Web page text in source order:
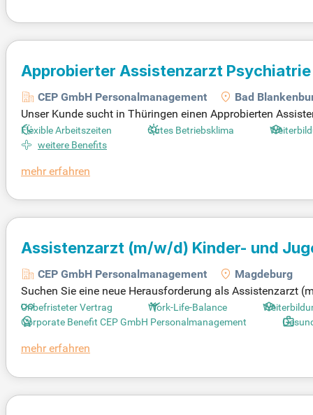
Approbierter Assistenzarzt Psychiatrie
CEP GmbH Personalmanagement
Bad
Unser Kunde sucht in Thüringen einen Approbierten
bieten – ideal für eine bessere Vereinbarkeit von Familie
eidenschaft für die Psychiatrie neu zu entdecken.
tzen Sie interne und externe Weiterbildungsmöglichkeiten
Flexible Arbeitszeiten Gutes Betriebsklima
weitere Benefits
mehr erfahren
Assistenzarzt (m/w/d) Kinder- und
CEP GmbH Personalmanagement
Magdeburg
Suchen Sie eine neue Herausforderung als Assistenzarzt
unbefristete Anstellung mit attraktiver Vergütung. Wählen
zeit, Teilzeit oder flexible Dienste stehen zur Verfügung.
Sie ein wertschätzendes Miteinander und kollegiale
Unbefristeter Vertrag Work-Life-Balance
Corporate Benefit CEP GmbH Personalmanagement
mehr erfahren